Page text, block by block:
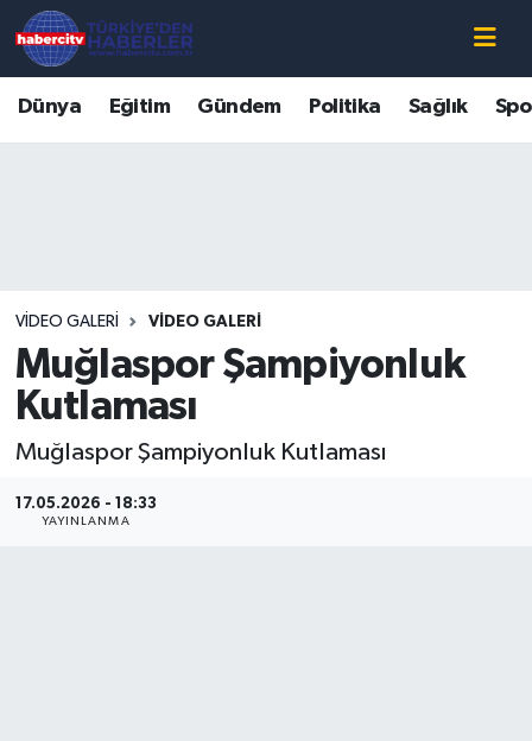
Dünya Eğitim Gündem Politika Sağlık
VIDEO GALERI VIDEO GALERI
Muğlaspor Şampiyonluk
Kutlaması
Muğlaspor Şampiyonluk Kutlaması
17.05.2026 - 18:33
YAYINLANMA
Süper Lig Puan Durumu ve Fikstür
Tüm Manşetler
Son Dakika Haberleri
Haber Arşivi